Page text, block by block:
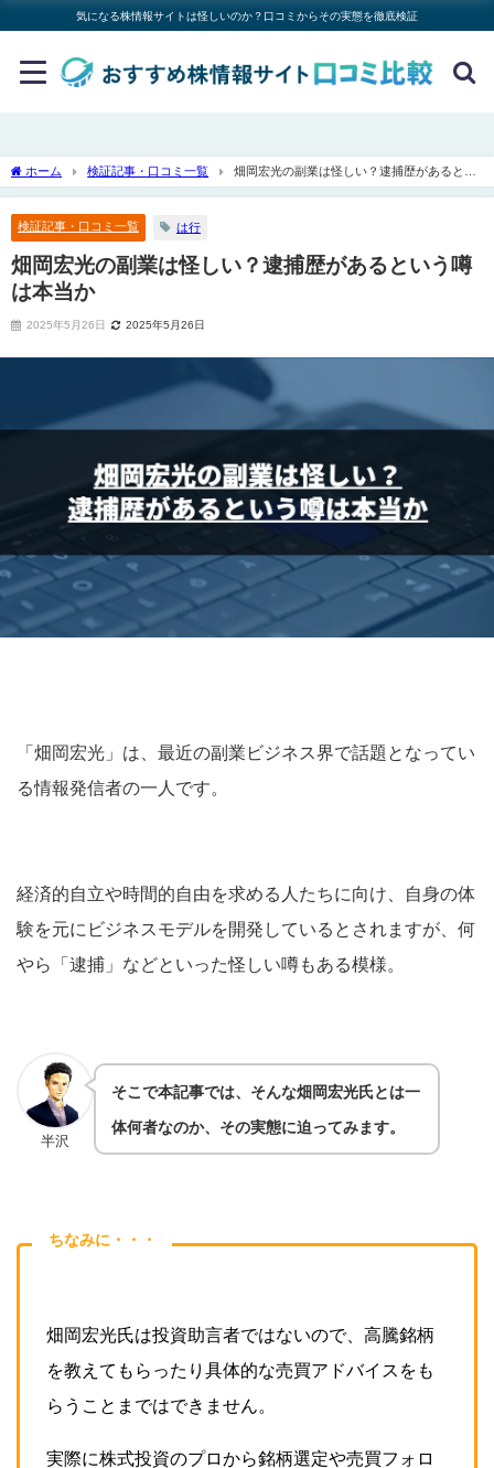
気になる株情報サイトは怪しいのか？口コミからその実態を徹底検証
ホーム 検証記事・口コミ一覧
畑岡宏光の副業は怪しい？逮捕歴があるとい
う噂は本当か
検証記事・口コミ一覧 は行
畑岡宏光の副業は怪しい？逮捕歴があるという噂
は本当か
2025年5月26日 2025年5月26日
「畑岡宏光」は、最近の副業ビジネス界で話題となってい
る情報発信者の一人です。
経済的自立や時間的自由を求める人たちに向け、自身の体
験を元にビジネスモデルを開発しているとされますが、何
やら「逮捕」などといった怪しい噂もある模様。
半沢
そこで本記事では、そんな畑岡宏光氏とは一
体何者なのか、その実態に迫ってみます。
ちなみに・・・
畑岡宏光氏は投資助言者ではないので、高騰銘柄
を教えてもらったり具体的な売買アドバイスをも
らうことまではできません。
実際に株式投資のプロから銘柄選定や売買フォロ